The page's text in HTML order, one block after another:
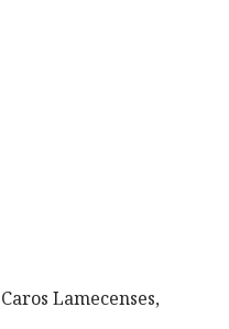
Caros Lamecenses,